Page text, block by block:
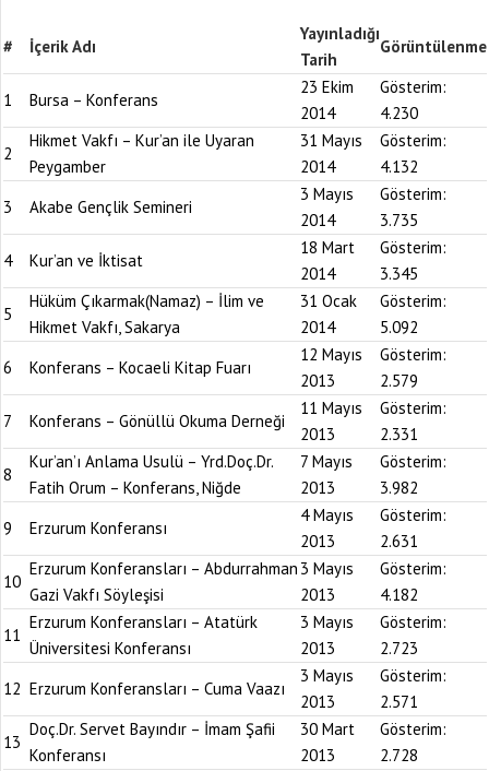
# İçerik Adı
Yayınladığı
Tarih
Görüntülenme
1 Bursa – Konferans
23 Ekim
2014
Gösterim:
4.230
2
Hikmet Vakfı – Kur’an ile Uyaran
Peygamber
31 Mayıs
2014
Gösterim:
4.132
3
Akabe Gençlik Semineri
3 Mayıs
2014
Gösterim:
3.735
4
Kur’an ve İktisat
18 Mart
2014
Gösterim:
3.345
5
Hüküm Çıkarmak(Namaz) – İlim ve
Hikmet Vakfı, Sakarya
31 Ocak
2014
Gösterim:
5.092
6
Konferans – Kocaeli Kitap Fuarı
12 Mayıs
2013
Gösterim:
2.579
7
Konferans – Gönüllü Okuma Derneği
11 Mayıs
2013
Gösterim:
2.331
8
Kur’an’ı Anlama Usulü – Yrd.Doç.Dr.
Fatih Orum – Konferans, Niğde
7 Mayıs
2013
Gösterim:
3.982
9
Erzurum Konferansı
4 Mayıs
2013
Gösterim:
2.631
10
Erzurum Konferansları – Abdurrahman
Gazi Vakfı Söyleşisi
3 Mayıs
2013
Gösterim:
4.182
11
Erzurum Konferansları – Atatürk
Üniversitesi Konferansı
3 Mayıs
2013
Gösterim:
2.723
12 Erzurum Konferansları – Cuma Vaazı
3 Mayıs
2013
Gösterim:
2.571
13
Doç.Dr. Servet Bayındır – İmam Şafii
Konferansı
30 Mart
2013
Gösterim:
2.728